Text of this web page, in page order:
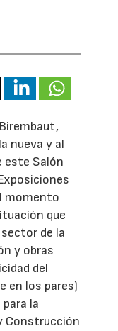
nueva y al
este Salón
momento
que
de la
y obras
del
en los pares)
la
Construcción